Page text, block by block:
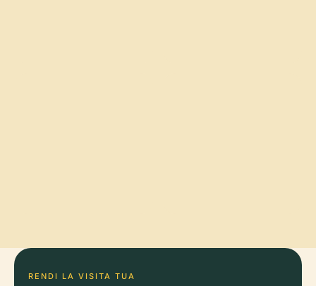
RENDI LA VISITA TUA